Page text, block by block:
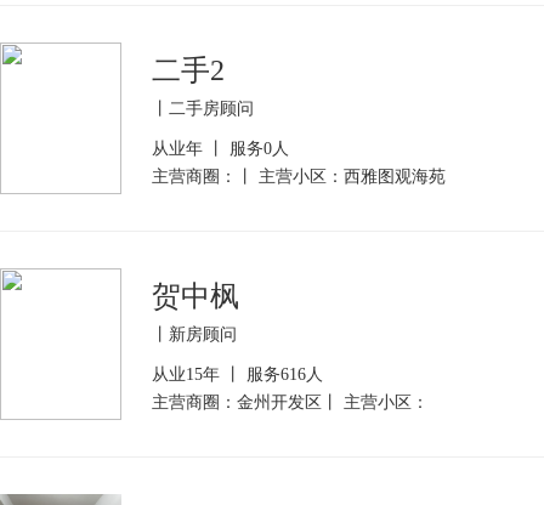
二手2
丨二手房顾问
从业年 丨 服务0人
主营商圈：丨 主营小区：西雅图观海苑
贺中枫
丨新房顾问
从业15年 丨 服务616人
主营商圈：金州开发区丨 主营小区：